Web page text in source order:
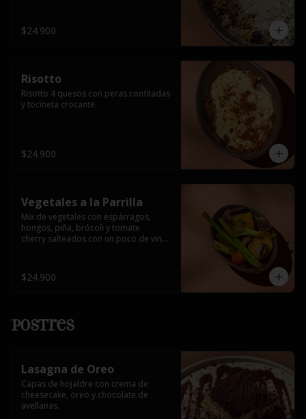
$24.900
Risotto
Risotto 4 quesos con peras confitadas
y tocineta crocante.
$24.900
Vegetales a la Parrilla
Mix de vegetales con espárragos,
hongos, piña, brócoli y tomate
cherry salteados con un poco de vino
$24.900
Postres
Lasagna de Oreo
Capas de hojaldre con crema de
cheesecake, oreo y chocolate de
avellanas.